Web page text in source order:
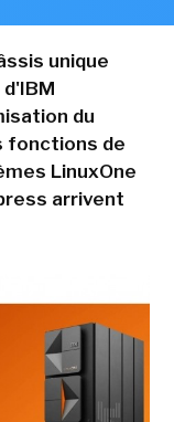
unique
du
fonctions de
LinuxOne
arrivent